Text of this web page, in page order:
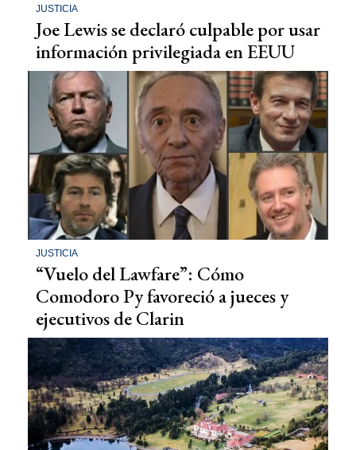
JUSTICIA
Joe Lewis se declaró culpable por usar
información privilegiada en EEUU
JUSTICIA
“Vuelo del Lawfare”: Cómo
Comodoro Py favoreció a jueces y
ejecutivos de Clarin